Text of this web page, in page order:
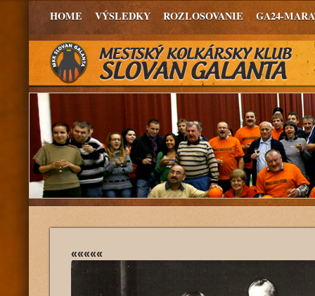
HOME VÝSLEDKY ROZLOSOVANIE GA24-
«««««